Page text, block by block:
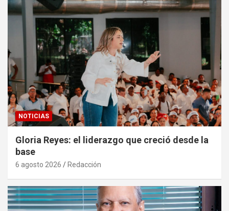
NOTICIAS
Gloria Reyes: el liderazgo que creció desde la
base
6 agosto 2026 Redacción